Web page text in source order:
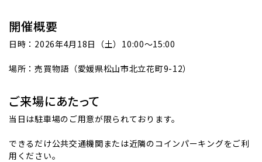
開催概要
日時：2026年4月18日（土）10:00〜15:00
場所：売買物語（愛媛県松山市北立花町9-12）
ご来場にあたって
当日は駐車場のご用意が限られております。
できるだけ公共交通機関または近隣のコインパーキングをご利
用ください。